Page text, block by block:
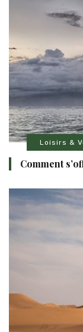
Loisirs &
Comment